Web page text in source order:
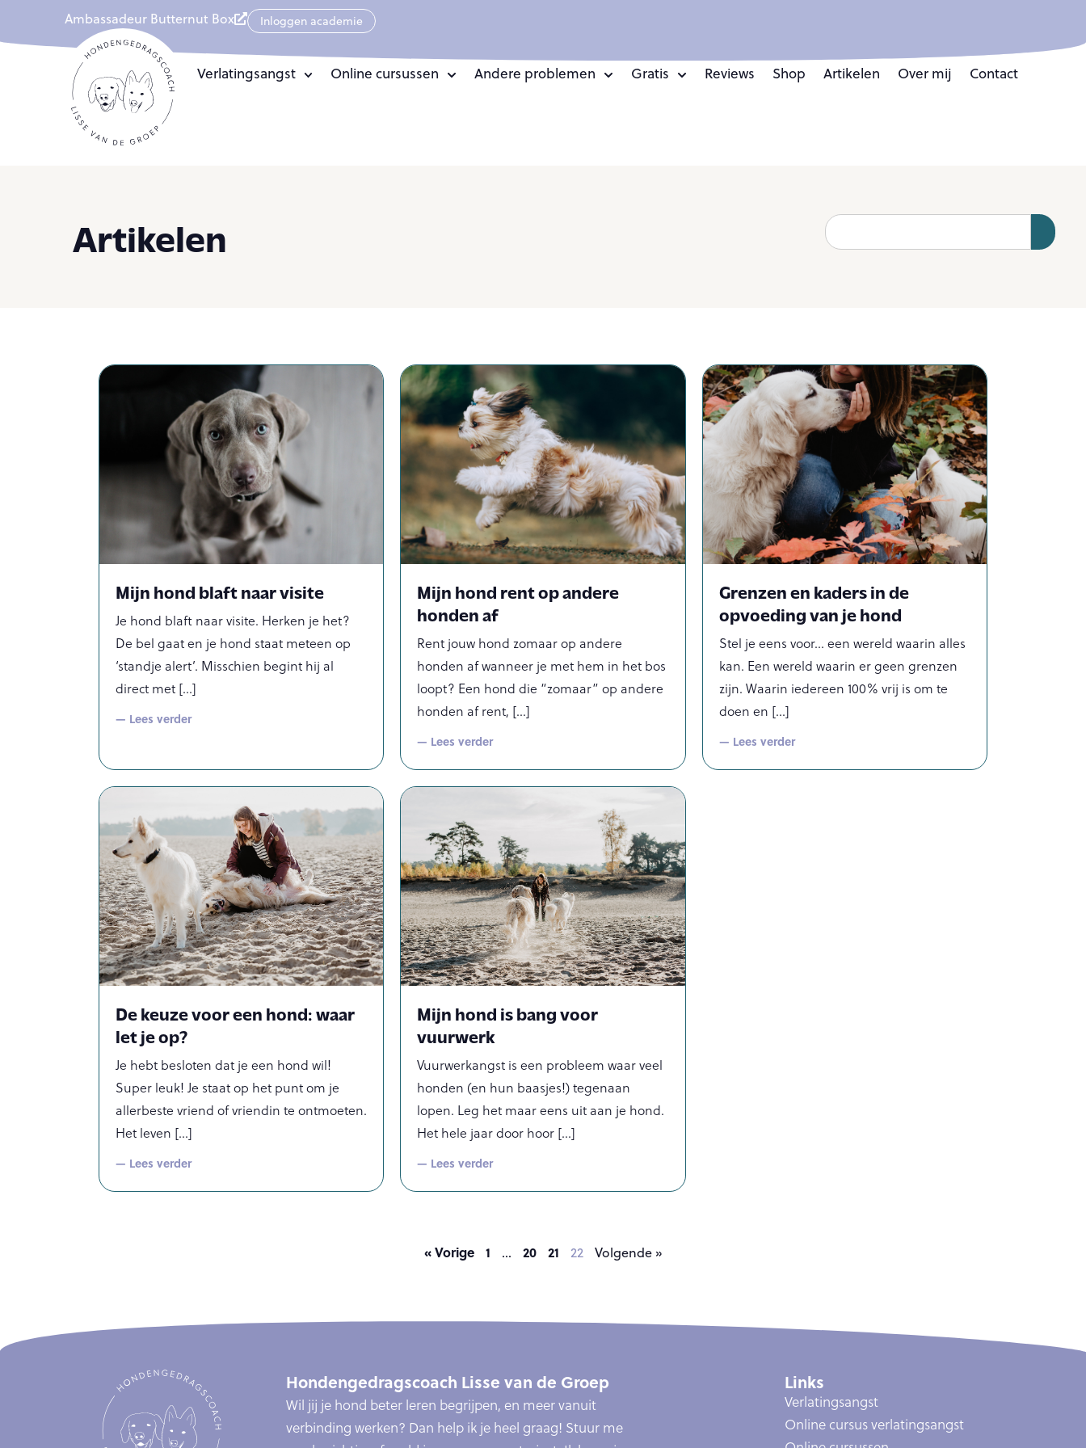
Ambassadeur Butternut Box Inloggen academie
Verlatingsangst Online cursussen Andere problemen Gratis Reviews Shop Artikelen Over mij Contact
Artikelen
Mijn hond blaft naar visite
Je hond blaft naar visite. Herken je het?
De bel gaat en je hond staat meteen op
‘standje alert’. Misschien begint hij al
direct met
— Lees verder
Mijn hond rent op andere
honden af
Rent jouw hond zomaar op andere
honden af wanneer je met hem in het bos
loopt? Een hond die “zomaar” op andere
honden af rent,
— Lees verder
Grenzen en kaders in de
opvoeding van je hond
Stel je eens voor… een wereld waarin alles
kan. Een wereld waarin er geen grenzen
zijn. Waarin iedereen 100% vrij is om te
doen en
— Lees verder
De keuze voor een hond: waar
let je op?
Je hebt besloten dat je een hond wil!
Super leuk! Je staat op het punt om je
allerbeste vriend of vriendin te ontmoeten.
Het leven
— Lees verder
Mijn hond is bang voor
vuurwerk
Vuurwerkangst is een probleem waar veel
honden (en hun baasjes!) tegenaan
lopen. Leg het maar eens uit aan je hond.
Het hele jaar door hoor
— Lees verder
« Vorige 1 … 20 21 22 Volgende »
Hondengedragscoach Lisse van de Groep
Wil jij je hond beter leren begrijpen, en meer vanuit
verbinding werken? Dan help ik je heel graag! Stuur me
Links
Verlatingsangst
Online cursus verlatingsangst